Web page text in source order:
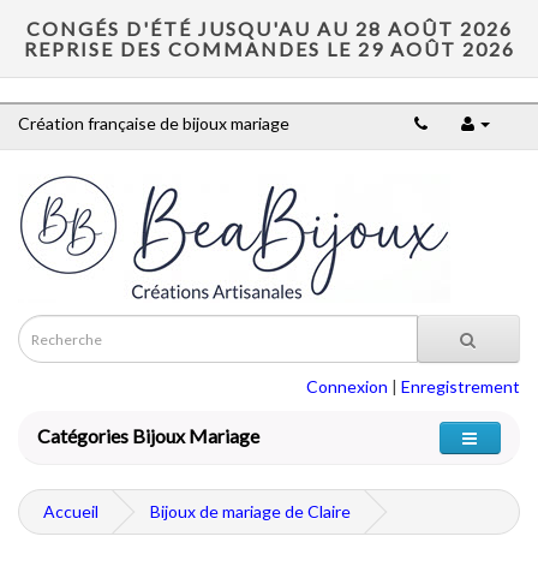
CONGÉS D'ÉTÉ JUSQU'AU AU 28 AOÛT 2026
REPRISE DES COMMANDES LE 29 AOÛT 2026
Création française de bijoux mariage
Connexion | Enregistrement
Catégories Bijoux Mariage
Accueil Bijoux de mariage de Claire